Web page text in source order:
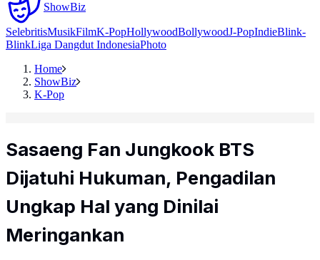
ShowBiz
SelebritisMusikFilmK-PopHollywoodBollywoodJ-PopIndieBlink-
BlinkLiga Dangdut IndonesiaPhoto
Home
ShowBiz
K-Pop
Sasaeng Fan Jungkook BTS
Dijatuhi Hukuman, Pengadilan
Ungkap Hal yang Dinilai
Meringankan